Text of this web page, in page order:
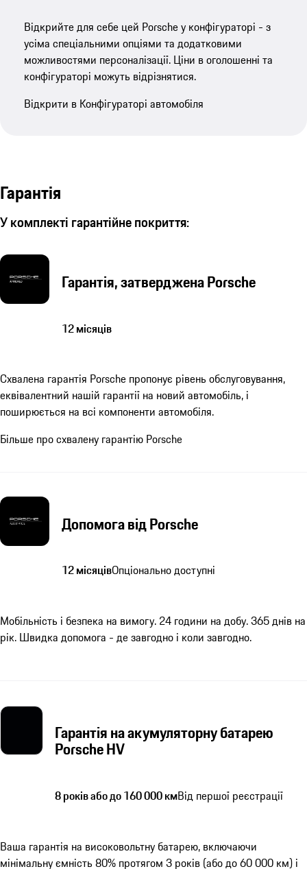
Відкрийте для себе цей Porsche у конфігураторі - з
усіма спеціальними опціями та додатковими
можливостями персоналізації. Ціни в оголошенні та
конфігураторі можуть відрізнятися.
Відкрити в Конфігураторі автомобіля
Гарантія
У комплекті гарантійне покриття:
Гарантія, затверджена Porsche
12 місяців
Схвалена гарантія Porsche пропонує рівень обслуговування,
еквівалентний нашій гарантії на новий автомобіль, і
поширюється на всі компоненти автомобіля.
Більше про схвалену гарантію Porsche
Допомога від Porsche
12 місяцівОпціонально доступні
Мобільність і безпека на вимогу. 24 години на добу. 365 днів на
рік. Швидка допомога - де завгодно і коли завгодно.
Гарантія на акумуляторну батарею
Porsche HV
8 років або до 160 000 кмВід першої реєстрації
Ваша гарантія на високовольтну батарею, включаючи
мінімальну ємність 80% протягом 3 років (або до 60 000 км) і